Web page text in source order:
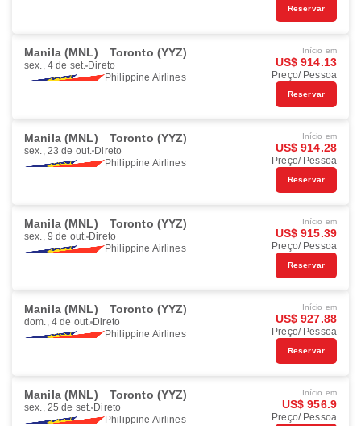
Reservar
Manila (MNL) Toronto (YYZ)
sex., 4 de set. Direto
Philippine Airlines
Início em
US$ 914.13
Preço/ Pessoa
Reservar
Manila (MNL) Toronto (YYZ)
sex., 23 de out. Direto
Philippine Airlines
Início em
US$ 914.28
Preço/ Pessoa
Reservar
Manila (MNL) Toronto (YYZ)
sex., 9 de out. Direto
Philippine Airlines
Início em
US$ 915.39
Preço/ Pessoa
Reservar
Manila (MNL) Toronto (YYZ)
dom., 4 de out. Direto
Philippine Airlines
Início em
US$ 927.88
Preço/ Pessoa
Reservar
Manila (MNL) Toronto (YYZ)
sex., 25 de set. Direto
Philippine Airlines
Início em
US$ 956.9
Preço/ Pessoa